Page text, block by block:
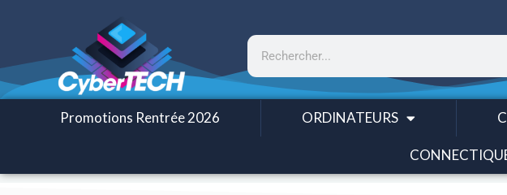
contenu
Rechercher
Promotions Rentrée 2026 ORDINATEURS